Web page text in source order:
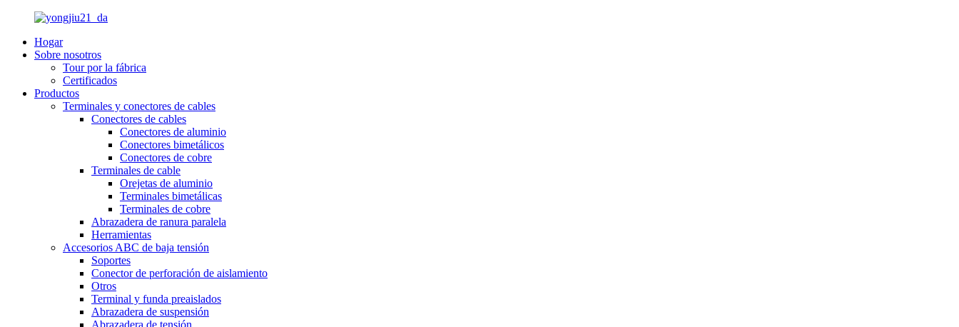
Hogar
Sobre nosotros
Tour por la fábrica
Certificados
Productos
Terminales y conectores de cables
Conectores de cables
Conectores de aluminio
Conectores bimetálicos
Conectores de cobre
Terminales de cable
Orejetas de aluminio
Terminales bimetálicas
Terminales de cobre
Abrazadera de ranura paralela
Herramientas
Accesorios ABC de baja tensión
Soportes
Conector de perforación de aislamiento
Otros
Terminal y funda preaislados
Abrazadera de suspensión
Abrazadera de tensión